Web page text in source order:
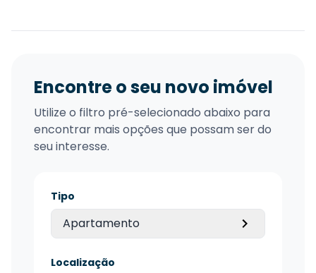
Encontre o seu novo imóvel
Utilize o filtro pré-selecionado abaixo para
encontrar mais opções que possam ser do
seu interesse.
Tipo
Apartamento
Localização